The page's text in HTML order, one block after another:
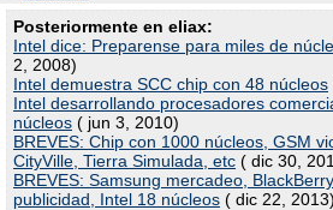
Posteriormente en eliax:
Intel dice: Preparense para miles de
2, 2008)
Intel demuestra SCC chip con 48 núcleos
Intel desarrollando procesadores
núcleos ( jun 3, 2010)
BREVES: Chip con 1000 núcleos, GSM
CityVille, Tierra Simulada, etc ( dic 30,
BREVES: Samsung mercadeo,
publicidad, Intel 18 núcleos ( dic 22, 2013)